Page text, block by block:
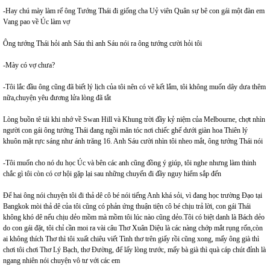
-Hay chú mày làm rể ông Tướng Thái đi giống cha Uỷ viên Quân sự bê con gái một đàn em
Vang pao về Úc làm vợ
Ông tướng Thái hỏi anh Sáu thì anh Sáu nói ra ông tướng cười hỏi tôi
-Mày có vợ chưa?
-Tôi lắc đầu ông cũng đã biết lý lịch của tôi nên có vẽ kết lắm, tôi không muốn dây dưa thêm
nữa,chuyện yêu đương lửa lòng đã tắt
Lòng buồn tê tái khi nhớ về Swan Hill và Khung trời đầy kỷ niệm của Melbourne, chợt nhìn
người con gái ông tướng Thái đang ngồi măn tóc nơi chiếc ghế dưới giàn hoa Thiên lý
khuôn mặt rực sáng như ánh trăng 16. Anh Sáu cười nhìn tôi nheo mắt, ông tướng Thái nói
-Tôi muốn cho nó du học Úc và bên các anh cũng đồng ý giúp, tôi nghe nhưng làm thinh
chắc gì tôi còn có cơ hội gặp lại sau những chuyến đi đầy nguy hiểm sắp đến
Để hai ông nói chuyện tôi đi thả dê cô bé nói tiếng Anh khá sỏi, vì đang học trường Đạo tại
Bangkok mòi thả dê của tôi cũng có phản ứng thuận tiện cô bé chịu trả lời, con gái Thái
không khó dê nếu chịu dẻo mồm mà mồm tôi lúc nào cũng dẻo.Tôi có biệt danh là Bách dẻo
do con gái đặt, tôi chỉ cần moi ra vài câu Thơ Xuân Diệu là các nàng chớp mắt rụng rốn,còn
ai không thích Thơ thì tôi xuất chiêu viết Tình thơ trên giấy rồi cũng xong, mấy ông già thì
chơi tôi chơi Thơ Lý Bạch, thơ Đường, để lấy lòng trước, mấy bà già thì quà cáp chút đỉnh là
ngang nhiên nói chuyện vô tư với các em